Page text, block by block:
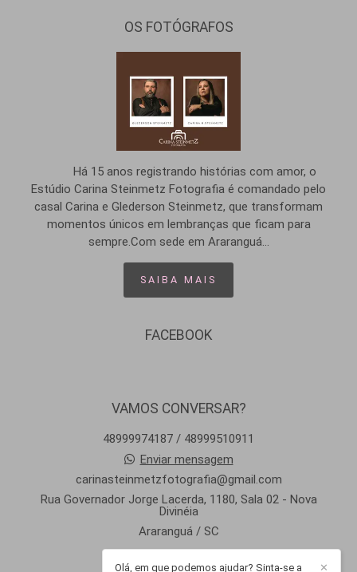
OS FOTÓGRAFOS
Há 15 anos registrando histórias com amor, o
Estúdio Carina Steinmetz Fotografia é comandado pelo
casal Carina e Glederson Steinmetz, que transformam
momentos únicos em lembranças que ficam para
sempre.Com sede em Araranguá...
SAIBA MAIS
FACEBOOK
VAMOS CONVERSAR?
48999974187 / 48999510911
Enviar mensagem
carinasteinmetzfotografia@gmail.com
Rua Governador Jorge Lacerda, 1180, Sala 02 - Nova
Divinéia
Araranguá / SC
✕
Olá, em que podemos ajudar? Sinta-se a